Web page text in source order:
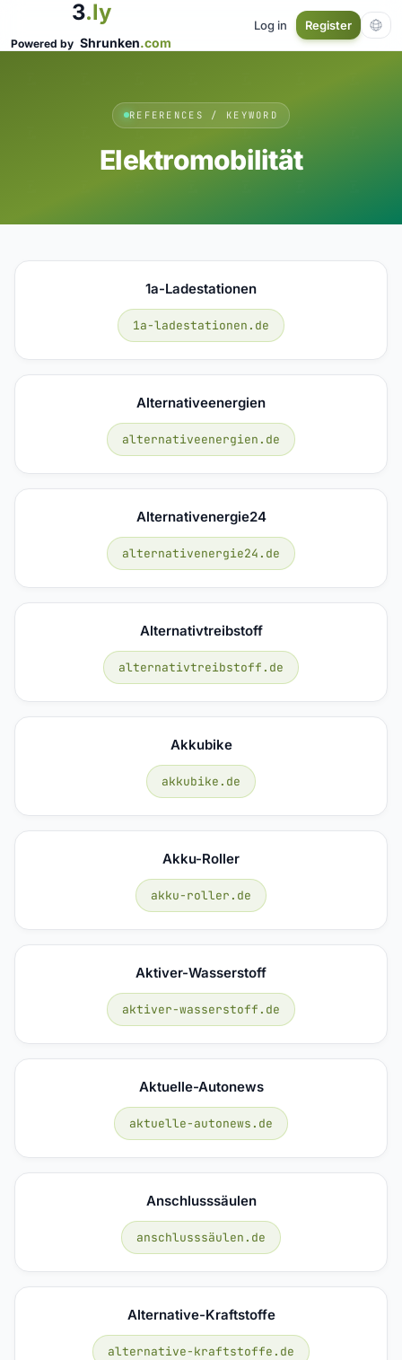
3.ly
Powered by Shrunken.com
Log in Register
REFERENCES / KEYWORD
Elektromobilität
1a-Ladestationen
1a-ladestationen.de
Alternativeenergien
alternativeenergien.de
Alternativenergie24
alternativenergie24.de
Alternativtreibstoff
alternativtreibstoff.de
Akkubike
akkubike.de
Akku-Roller
akku-roller.de
Aktiver-Wasserstoff
aktiver-wasserstoff.de
Aktuelle-Autonews
aktuelle-autonews.de
Anschlusssäulen
anschlusssäulen.de
Alternative-Kraftstoffe
alternative-kraftstoffe.de